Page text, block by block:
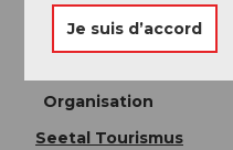
Seetal Tourismus
Organisation
Seetal Tourismus
Je suis d’accord